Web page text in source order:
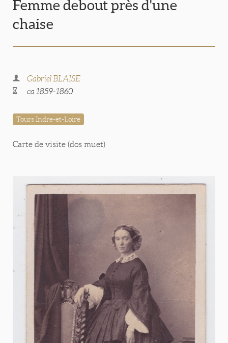
Femme debout près d'une
chaise
Gabriel BLAISE
ca 1859-1860
Tours Indre-et-Loire
Carte de visite (dos muet)